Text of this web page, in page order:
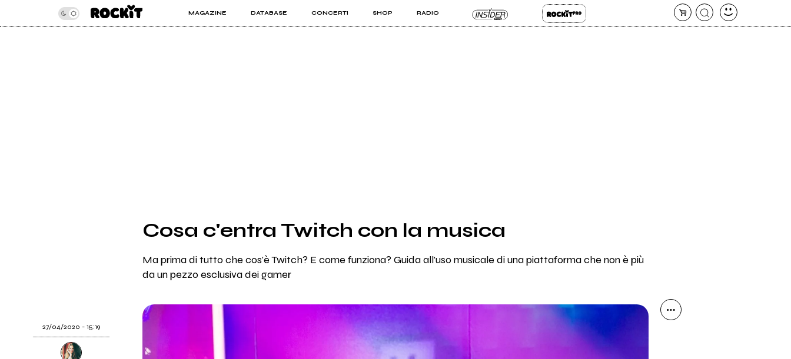
MAGAZINE DATABASE CONCERTI SHOP RADIO
INSIDER ROCKIT PRO
Cosa c'entra Twitch con la musica
Ma prima di tutto che cos'è Twitch? E come funziona? Guida all'uso musicale di una piattaforma che non è più
da un pezzo esclusiva dei gamer
27/04/2020 - 15:19